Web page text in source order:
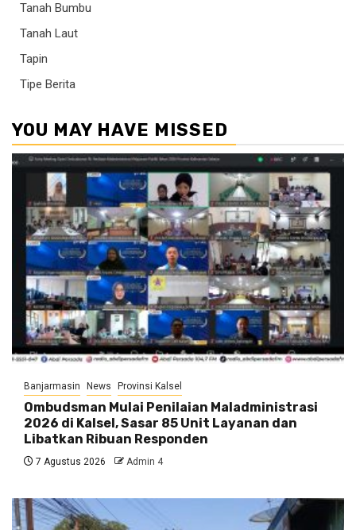
Tanah Bumbu
Tanah Laut
Tapin
Tipe Berita
YOU MAY HAVE MISSED
Banjarmasin News Provinsi Kalsel
Ombudsman Mulai Penilaian Maladministrasi
2026 di Kalsel, Sasar 85 Unit Layanan dan
Libatkan Ribuan Responden
7 Agustus 2026 Admin 4